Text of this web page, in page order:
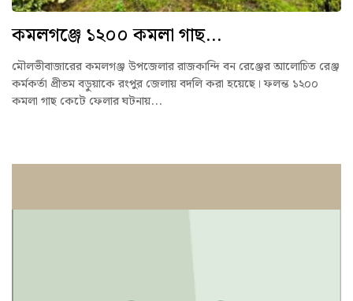
কমলগঞ্জে ১২০০ কমলা গাছ...
মৌলভীবাজারের কমলগঞ্জ উপজেলার রাজকান্দি বন রেঞ্জের আলোচিত রেঞ্জ
কর্মকর্তা প্রীতম বড়ুয়াকে রংপুর জেলায় বদলি করা হয়েছে। ফলন্ত ১২০০
কমলা গাছ কেটে ফেলার ঘটনায়...